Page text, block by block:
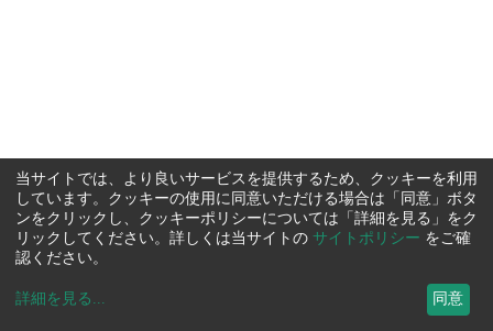
当サイトでは、より良いサービスを提供するため、クッキーを利用
しています。クッキーの使用に同意いただける場合は「同意」ボタ
ンをクリックし、クッキーポリシーについては「詳細を見る」をク
リックしてください。詳しくは当サイトの サイトポリシー をご確
認ください。
詳細を見る ... 同意